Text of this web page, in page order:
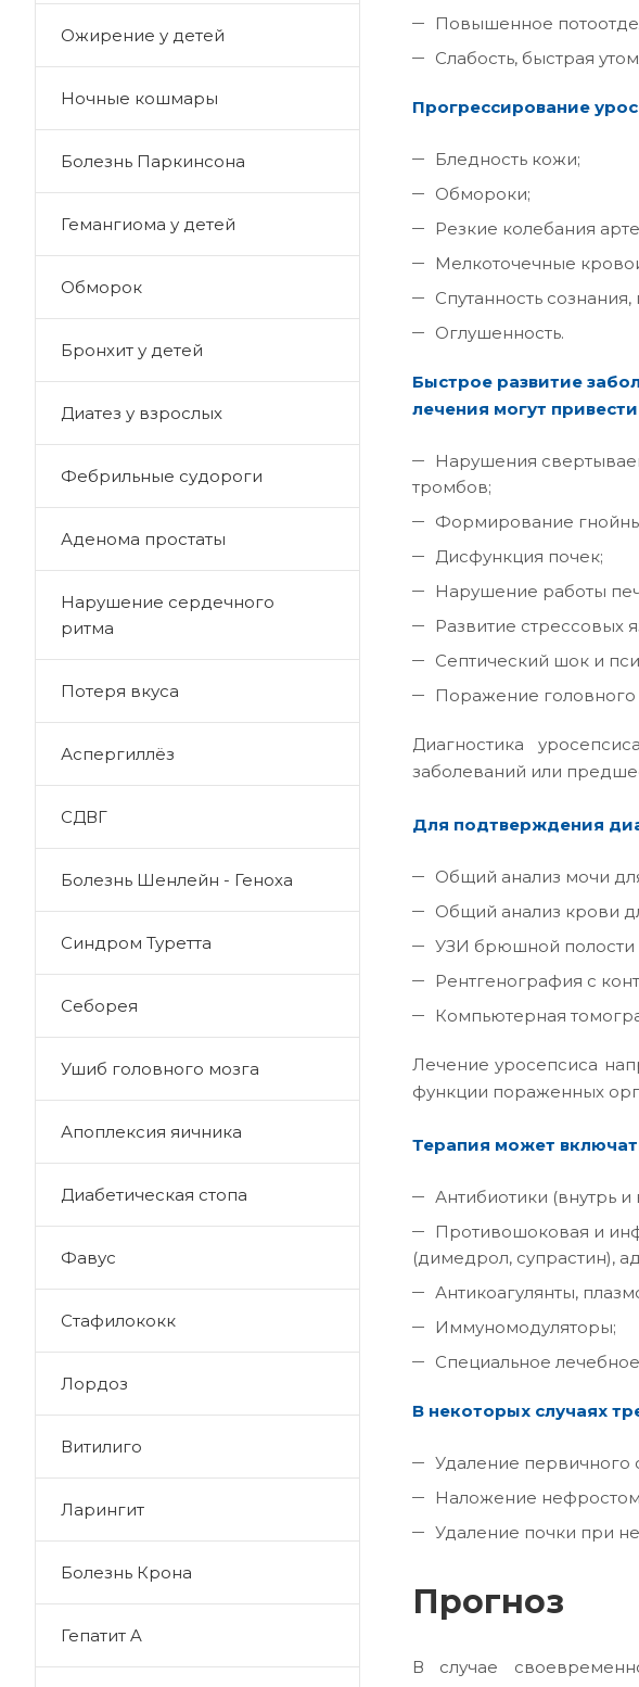
Повышенное
Слабость, быстрая
Прогрессирование
Бледность кожи;
Обмороки;
Резкие колебания
Мелкоточечные
Спутанность
Оглушенность.
Быстрое развитие
лечения могут
Нарушения
тромбов;
Формирование
Дисфункция почек;
Нарушение работы
Развитие стрессовых
Септический шок и
Поражение головного
Диагностика
заболеваний или
Для подтверждения
Общий анализ мочи
Общий анализ крови
УЗИ брюшной полости
Рентгенография с
Компьютерная
Лечение уросепсиса
функции пораженных
Терапия может
Антибиотики (внутрь
Противошоковая и
(димедрол, супрастин),
Антикоагулянты,
Иммуномодуляторы;
Специальное
В некоторых случаях
Удаление первичного
Наложение
Удаление почки при
Прогноз
В случае
Ожирение у детей
Ночные кошмары
Болезнь Паркинсона
Гемангиома у детей
Обморок
Бронхит у детей
Диатез у взрослых
Фебрильные судороги
Аденома простаты
Нарушение сердечного
ритма
Потеря вкуса
Аспергиллёз
СДВГ
Болезнь Шенлейн - Геноха
Синдром Туретта
Себорея
Ушиб головного мозга
Апоплексия яичника
Диабетическая стопа
Фавус
Стафилококк
Лордоз
Витилиго
Ларингит
Болезнь Крона
Гепатит A